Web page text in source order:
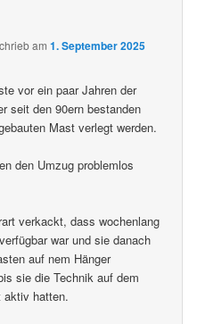
am1. September 2025
vor ein paar Jahren der
seit den 90ern bestanden
Mast verlegt werden.
den Umzug problemlos
verkackt, dass wochenlang
war und sie danach
auf nem Hänger
sie die Technik auf dem
aktiv hatten.